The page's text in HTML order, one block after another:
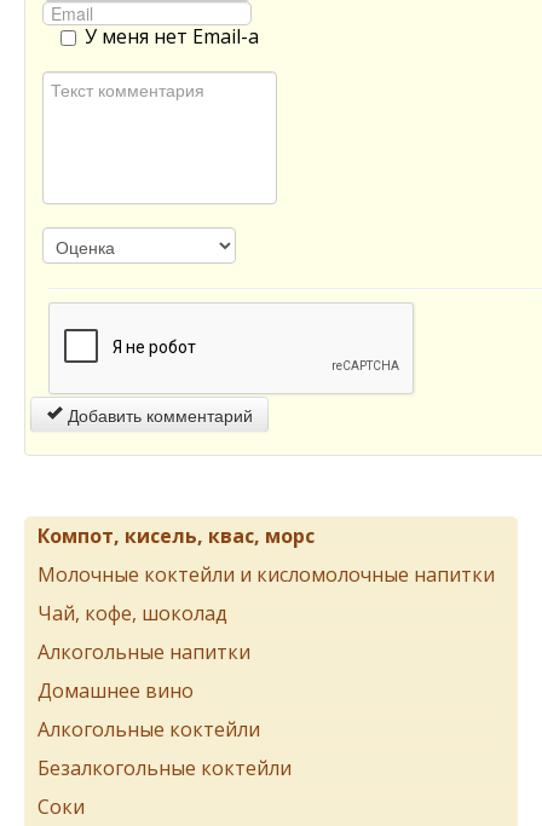
У меня нет Email-а
Добавить комментарий
Компот, кисель, квас, морс
Молочные коктейли и кисломолочные напитки
Чай, кофе, шоколад
Алкогольные напитки
Домашнее вино
Алкогольные коктейли
Безалкогольные коктейли
Соки